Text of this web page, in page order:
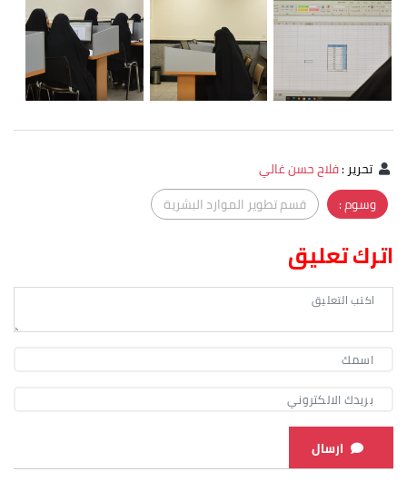
تحرير:فلاح حسن غالي
وسوم :
قسم تطوير الموارد البشرية
اترك تعليق
ارسال